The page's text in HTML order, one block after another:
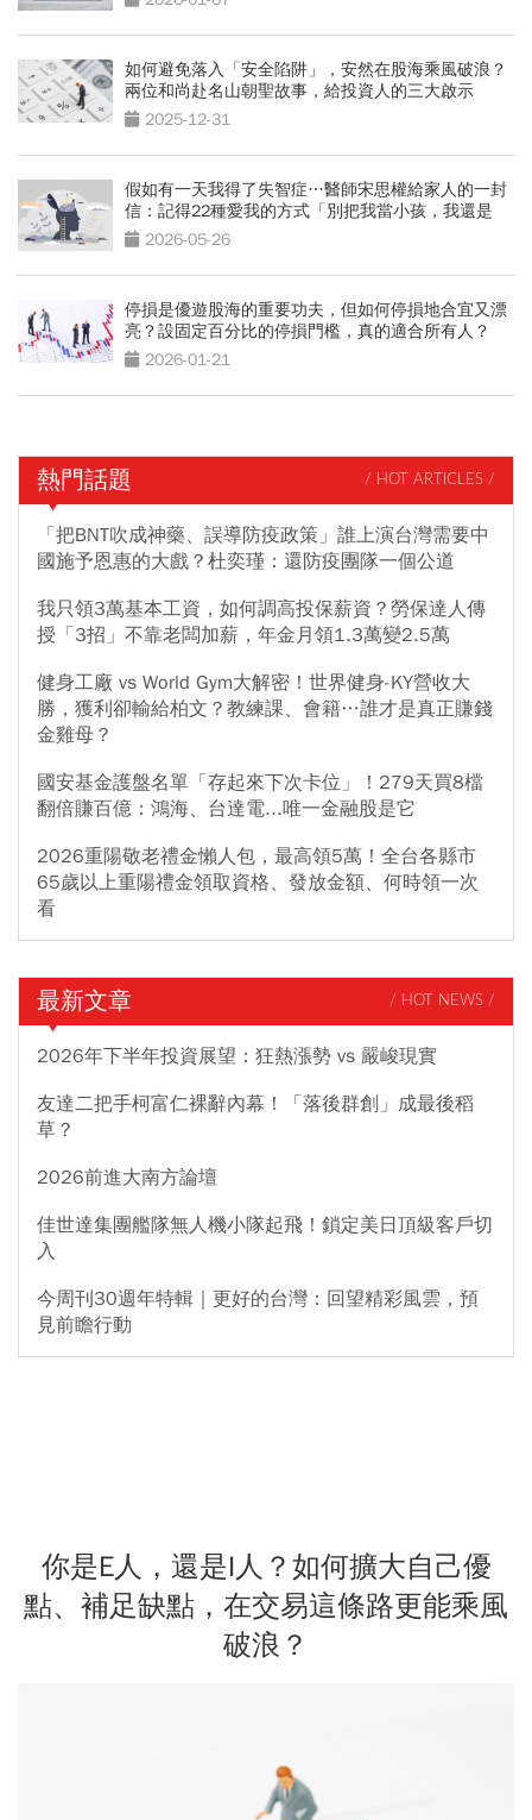
如何避免落入「安全陷阱」，安然在股海乘風破浪？
兩位和尚赴名山朝聖故事，給投資人的三大啟示
2025-12-31
假如有一天我得了失智症…醫師宋思權給家人的一封
信：記得22種愛我的方式「別把我當小孩，我還是
我」2026-05-26
停損是優遊股海的重要功夫，但如何停損地合宜又漂
亮？設固定百分比的停損門檻，真的適合所有人？
2026-01-21
熱門話題 / HOT ARTICLES /
「把BNT吹成神藥、誤導防疫政策」誰上演台灣需要中
國施予恩惠的大戲？杜奕瑾：還防疫團隊一個公道
我只領3萬基本工資，如何調高投保薪資？勞保達人傳
授「3招」不靠老闆加薪，年金月領1.3萬變2.5萬
健身工廠 vs World Gym大解密！世界健身-KY營收大
勝，獲利卻輸給柏文？教練課、會籍…誰才是真正賺錢
金雞母？
國安基金護盤名單「存起來下次卡位」！279天買8檔
翻倍賺百億：鴻海、台達電...唯一金融股是它
2026重陽敬老禮金懶人包，最高領5萬！全台各縣市
65歲以上重陽禮金領取資格、發放金額、何時領一次
看
最新文章 / HOT NEWS /
2026年下半年投資展望：狂熱漲勢 vs 嚴峻現實
友達二把手柯富仁裸辭內幕！「落後群創」成最後稻
草？
2026前進大南方論壇
佳世達集團艦隊無人機小隊起飛！鎖定美日頂級客戶切
入
今周刊30週年特輯｜更好的台灣：回望精彩風雲，預
見前瞻行動
你是E人，還是I人？如何擴大自己優
點、補足缺點，在交易這條路更能乘風
破浪？